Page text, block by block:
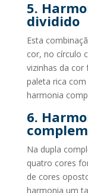
5.
dividido
Esta
cor, no círculo
vizinhas da cor
paleta rica
harmonia
6.
Na dupla
quatro cores
de cores
harmonia um